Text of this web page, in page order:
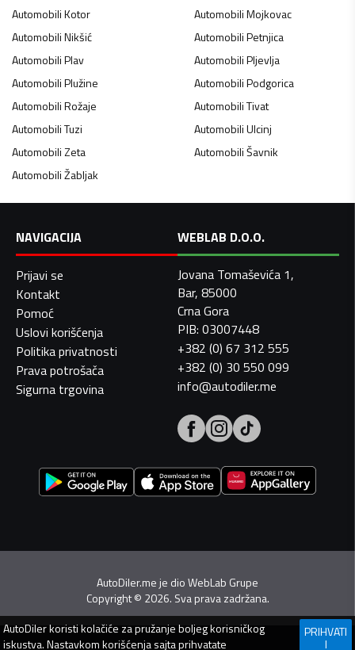
AutomobiliKotor AutomobiliMojkovac
AutomobiliNikšić AutomobiliPetnjica
AutomobiliPlav AutomobiliPljevlja
AutomobiliPlužine AutomobiliPodgorica
AutomobiliRožaje AutomobiliTivat
AutomobiliTuzi AutomobiliUlcinj
AutomobiliZeta AutomobiliŠavnik
AutomobiliŽabljak
NAVIGACIJA
Prijavi se
Kontakt
Pomoć
Uslovi korišćenja
Politika privatnosti
Prava potrošača
Sigurna trgovina
WEBLAB D.O.O.
Jovana Tomaševića 1,
Bar, 85000
Crna Gora
PIB: 03007448
+382 (0) 67 312 555
+382 (0) 30 550 099
info@autodiler.me
AutoDiler.me je dioWebLab Grupe
Copyright© 2026. Sva prava zadržana.
AutoDilerkoristi kolačiće za pružanje boljeg korisničkog
iskustva. Nastavkom korišćenja sajta prihvatate
PRIHVATI
I